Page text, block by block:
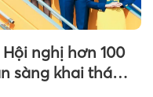
nghị hơn 100
sàng khai thác
- Thâm Quyến